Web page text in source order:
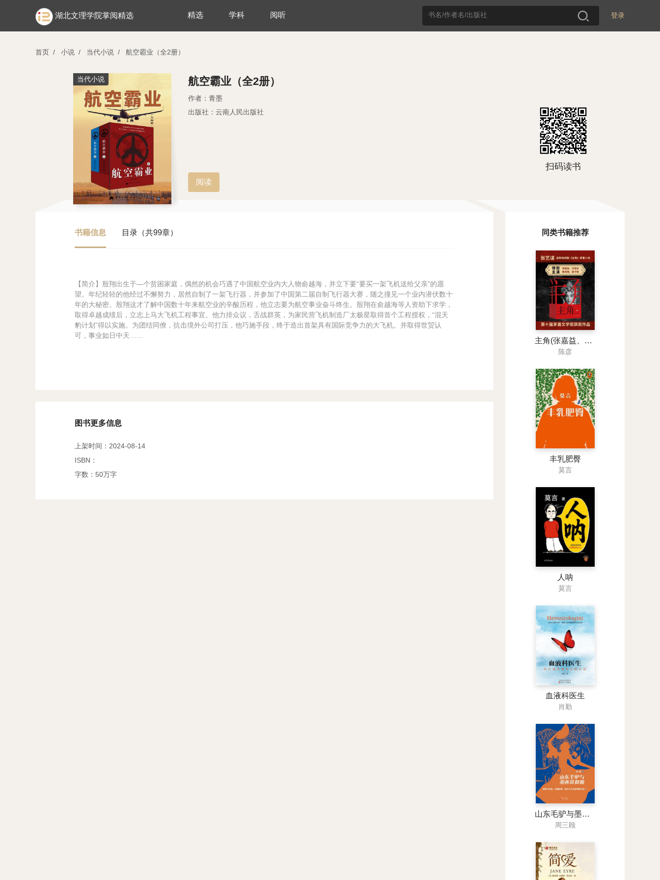
登录
精选 学科 阅听
湖北文理学院掌阅精选
首页 / 小说 / 当代小说 / 航空霸业（全2册）
当代小说 航空霸业（全2册）
作者：青墨
出版社：云南人民出版社
阅读
扫码读书
书籍信息 目录（共99章）
【简介】殷翔出生于—个贫困家庭，偶然的机会巧遇了中国航空业内大人物俞越海，并立下要“要买一架飞机送给父亲”的愿
望。年纪轻轻的他经过不懈努力，居然自制了一架飞行器，并参加了中国第二届自制飞行器大赛，随之撞见一个业内潜伏数十
年的大秘密。殷翔这才了解中国数十年来航空业的辛酸历程，他立志要为航空事业奋斗终生。殷翔在俞越海等人资助下求学，
取得卓越成绩后，立志上马大飞机工程事宜。他力排众议，舌战群英，为家民营飞机制造厂太极星取得首个工程授权，“混天
豹计划”得以实施。为团结同僚，抗击境外公司打压，他巧施手段，终于造出首架具有国际竞争力的大飞机。并取得世贸认
可，事业如日中天……
图书更多信息
上架时间：2024-08-14
ISBN：
字数：50万字
同类书籍推荐
主角(张嘉益、刘浩存、秦海璐主演同名影视原著)
陈彦
丰乳肥臀
莫言
人呐
莫言
血液科医生
肖勤
山东毛驴与墨西哥舞娘
周三顾